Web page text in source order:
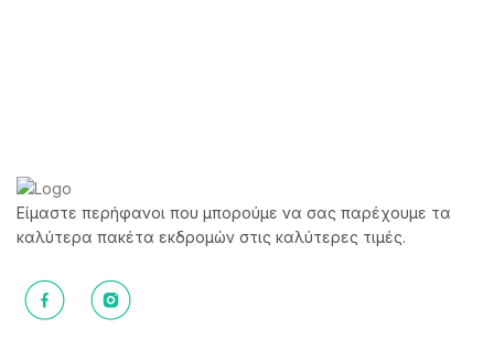
Είμαστε περήφανοι που μπορούμε να σας παρέχουμε τα
καλύτερα πακέτα εκδρομών στις καλύτερες τιμές.